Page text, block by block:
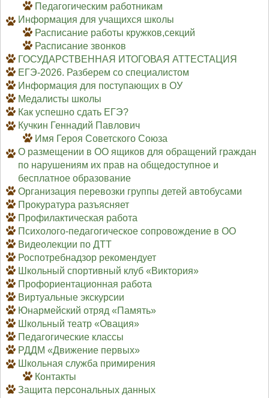
Педагогическим работникам
Информация для учащихся школы
Расписание работы кружков,секций
Расписание звонков
ГОСУДАРСТВЕННАЯ ИТОГОВАЯ АТТЕСТАЦИЯ
ЕГЭ-2026. Разберем со специалистом
Информация для поступающих в ОУ
Медалисты школы
Как успешно сдать ЕГЭ?
Кучкин Геннадий Павлович
Имя Героя Советского Союза
О размещении в ОО ящиков для обращений граждан
по нарушениям их прав на общедоступное и
бесплатное образование
Организация перевозки группы детей автобусами
Прокуратура разъясняет
Профилактическая работа
Психолого-педагогическое сопровождение в ОО
Видеолекции по ДТТ
Роспотребнадзор рекомендует
Школьный спортивный клуб «Виктория»
Профориентационная работа
Виртуальные экскурсии
Юнармейский отряд «Память»
Школьный театр «Овация»
Педагогические классы
РДДМ «Движение первых»
Школьная служба примирения
Контакты
Защита персональных данных